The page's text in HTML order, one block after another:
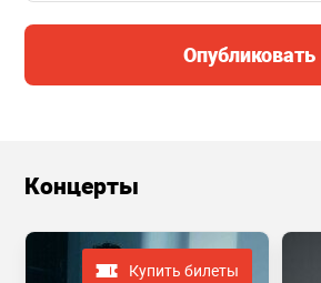
Опубликовать
Концерты
Купить билеты